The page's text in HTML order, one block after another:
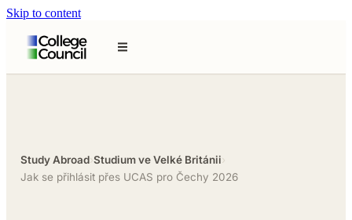
Skip to content
Study Abroad›Studium ve Velké Británii›
Jak se přihlásit přes UCAS pro Čechy 2026